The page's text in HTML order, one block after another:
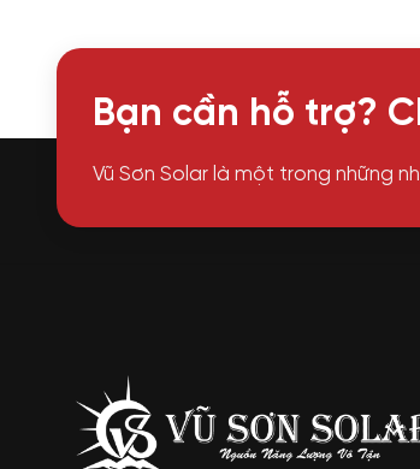
Bạn cần hỗ trợ?
Vũ Sơn Solar là một trong những